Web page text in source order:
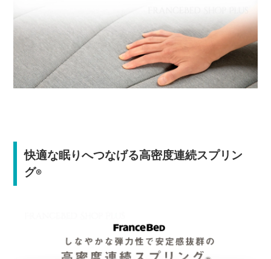
快適な眠りへつなげる高密度連続スプリン
グ®